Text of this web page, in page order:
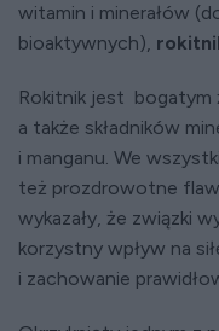
witamin i minerałów
bioaktywnych),
Rokitnik jest bogatym
a także składników
i manganu. We
też prozdrowotne
wykazały, że związki
korzystny wpływ na
i zachowanie